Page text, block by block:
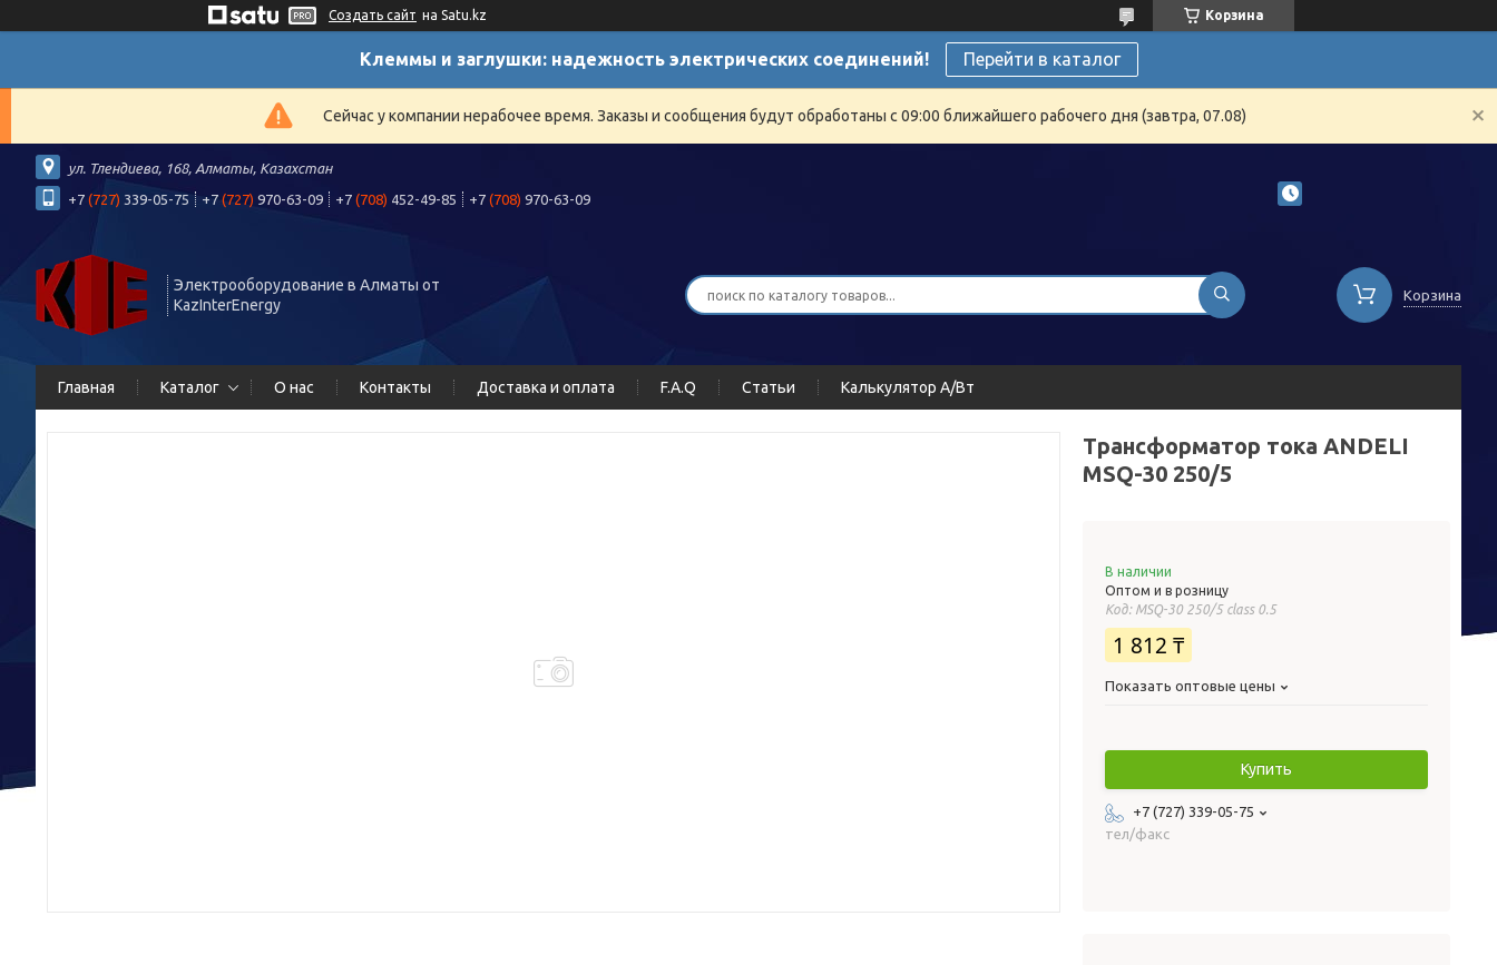
Создать сайт на Satu.kz Корзина
Клеммы и заглушки: надежность электрических соединений! Перейти в каталог
Сейчас у компании нерабочее время. Заказы и сообщения будут обработаны с 09:00 ближайшего рабочего дня (завтра, 07.08)
ул. Тлендиева, 168, Алматы, Казахстан
+7 (727) 339-05-75 +7 (727) 970-63-09 +7 (708) 452-49-85 +7 (708) 970-63-09
Электрооборудование в Алматы от
KazInterEnergy
Корзина
Главная Каталог О нас Контакты Доставка и оплата F.A.Q Статьи Калькулятор А/Вт
Трансформатор тока ANDELI
MSQ-30 250/5
В наличии
Оптом и в розницу
Код: MSQ-30 250/5 class 0.5
1 812 ₸
Показать оптовые цены
Купить
+7 (727) 339-05-75
тел/факс